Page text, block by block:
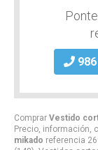
Comprar Vestido
Precio, información,
mikado referencia